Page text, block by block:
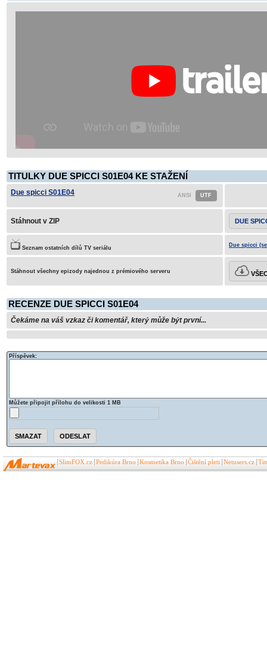
TITULKY DUE SPICCI S01E04 KE STAŽENÍ
Due spicci S01E04
Stáhnout v ZIP DUE
Seznam ostatních dílů TV seriálu Due spicci
Stáhnout všechny epizody najednou z prémiového serveru
RECENZE DUE SPICCI S01E04
Čekáme na váš vzkaz či komentář, který může být první...
Příspěvek:
Můžete připojit přílohu do velikosti 1 MB
SlimFOX.cz Pedikúra Brno Kosmetika Brno Čištění pleti Netusers.cz